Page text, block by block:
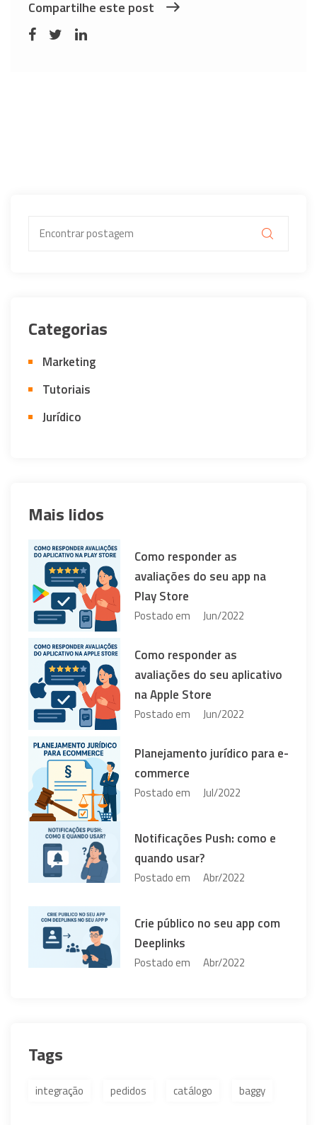
Compartilhe este post
Categorias
Marketing
Tutoriais
Jurídico
Mais lidos
Como responder as
avaliações do seu app na
Play Store
Postado em Jun/2022
Como responder as
avaliações do seu aplicativo
na Apple Store
Postado em Jun/2022
Planejamento jurídico para e-
commerce
Postado em Jul/2022
Notificações Push: como e
quando usar?
Postado em Abr/2022
Crie público no seu app com
Deeplinks
Postado em Abr/2022
Tags
integração pedidos catálogo baggy